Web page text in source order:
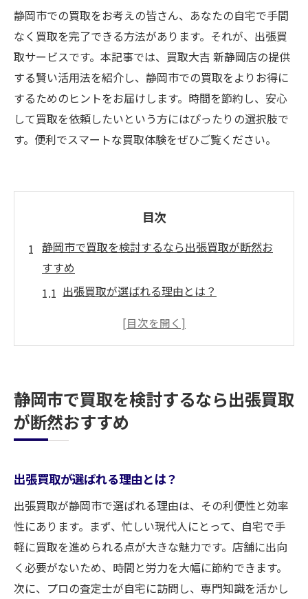
静岡市での買取をお考えの皆さん、あなたの自宅で手間
なく買取を完了できる方法があります。それが、出張買
取サービスです。本記事では、買取大吉 新静岡店の提供
する賢い活用法を紹介し、静岡市での買取をよりお得に
するためのヒントをお届けします。時間を節約し、安心
して買取を依頼したいという方にはぴったりの選択肢で
す。便利でスマートな買取体験をぜひご覧ください。
目次
静岡市で買取を検討するなら出張買取が断然お
すすめ
出張買取が選ばれる理由とは？
自宅で完結！静岡市での出張買取の流れ
静岡市で出張買取が人気の秘密
静岡市での出張買取、最初に知っておくべ
買取サービスの新常識静岡市での出張買取の魅
静岡市での出張買取が新常識になった理由
買取の常識を覆す！静岡市での出張買取の
メリット
静岡市での出張買取が提供する新しい価値
静岡市で買取を検討するなら出張買取
が断然おすすめ
出張買取が選ばれる理由とは？
出張買取が静岡市で選ばれる理由は、その利便性と効率
性にあります。まず、忙しい現代人にとって、自宅で手
軽に買取を進められる点が大きな魅力です。店舗に出向
く必要がないため、時間と労力を大幅に節約できます。
次に、プロの査定士が自宅に訪問し、専門知識を活かし